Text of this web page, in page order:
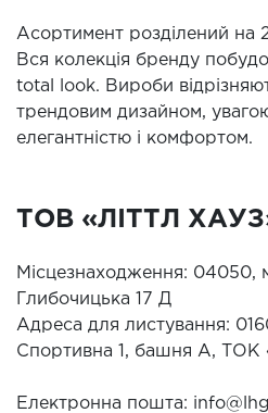
Асортимент розділений на
Вся колекція бренду
total look. Вироби
трендовим дизайном,
елегантністю і комфортом.
ТОВ «ЛІТТЛ
Місцезнаходження: 04050,
Глибочицька 17 Д
Адреса для листування:
Спортивна 1, башня А, ТОК
Електронна пошта: